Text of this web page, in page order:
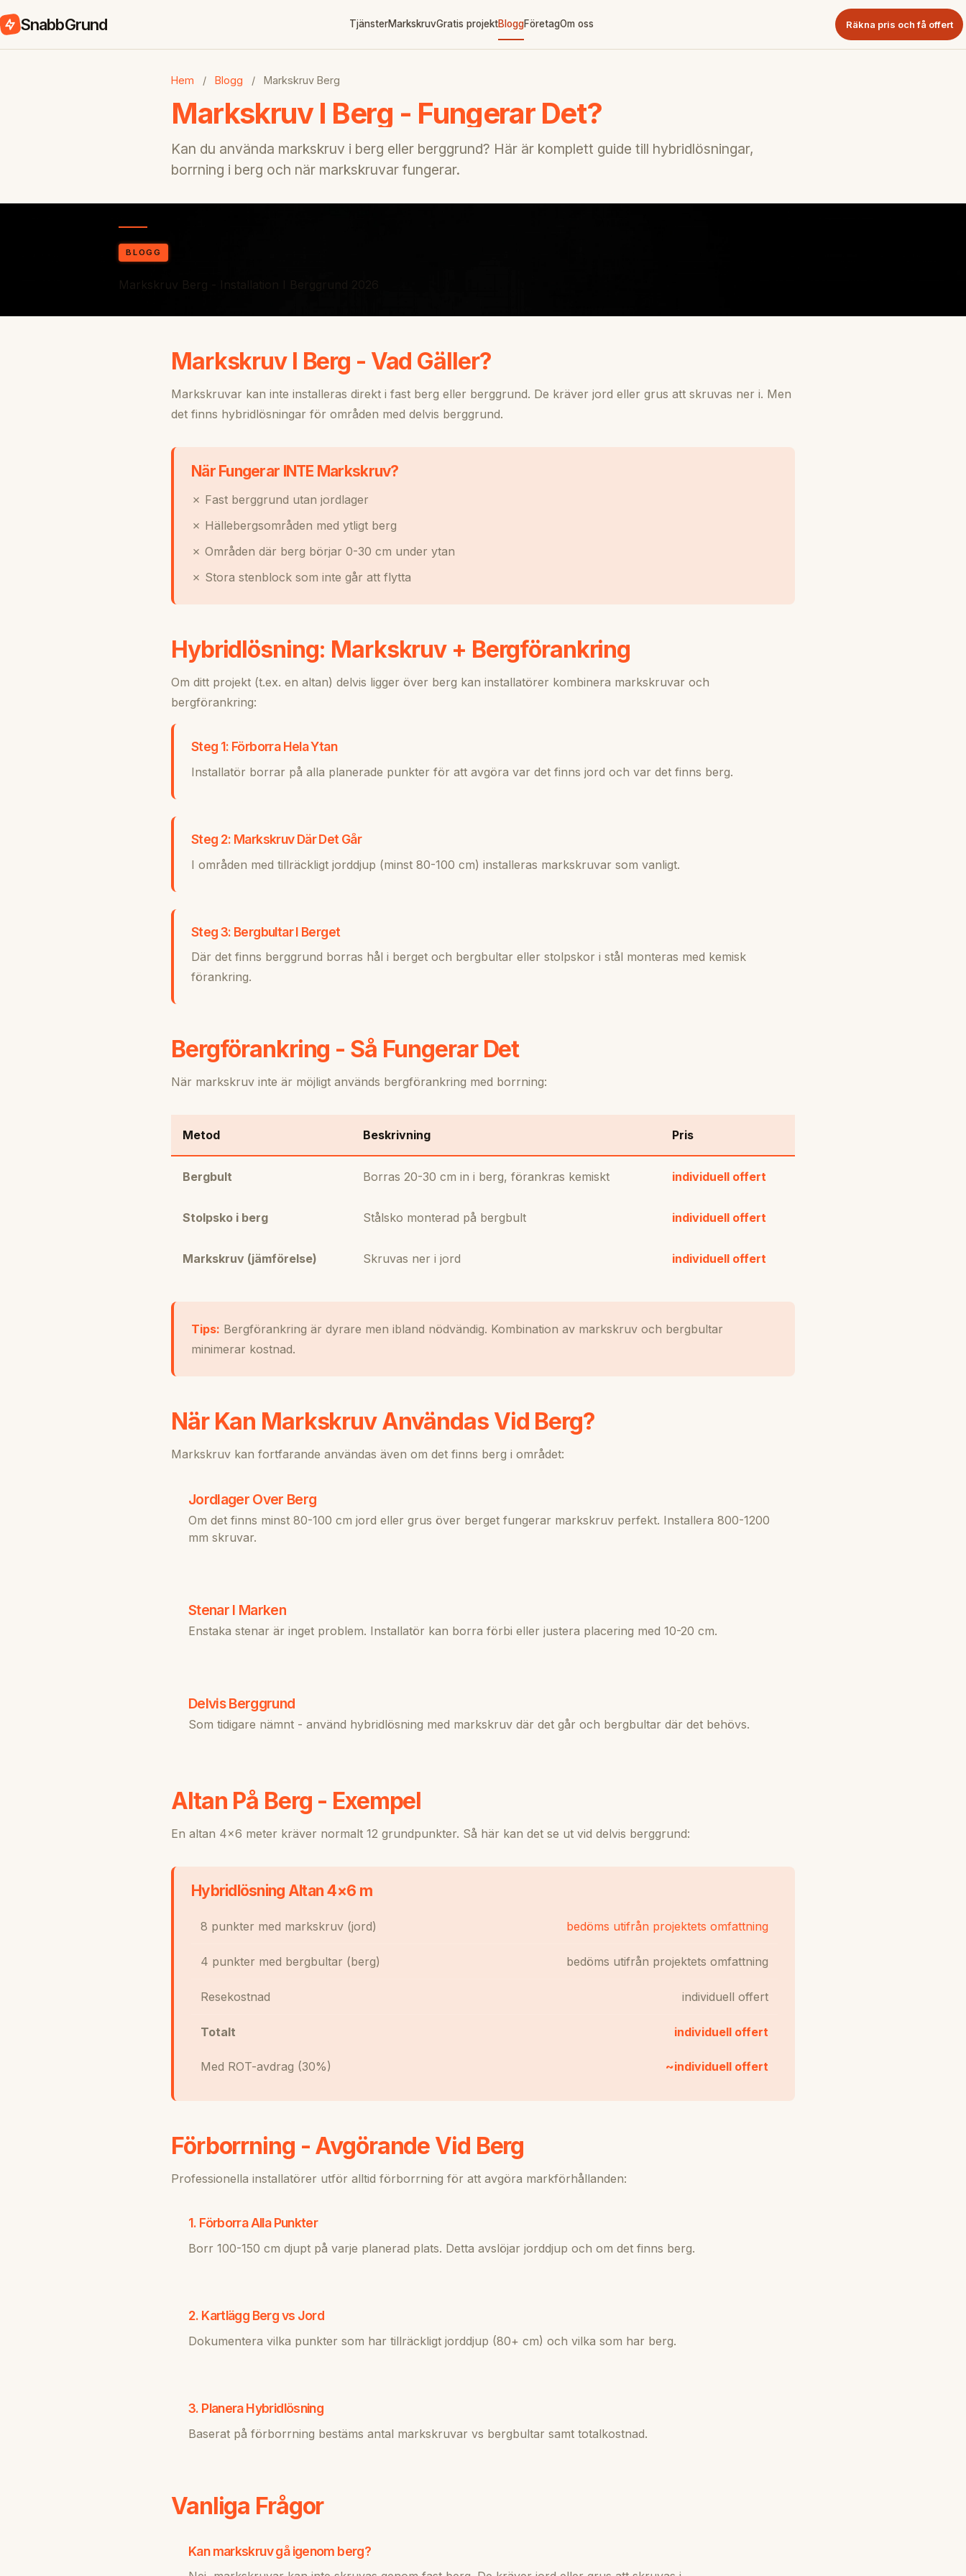
SnabbGrund TjänsterMarkskruvGratis projektBloggFöretagOm oss Räkna pris och få offert
Hem / Blogg / Markskruv Berg
Markskruv I Berg - Fungerar Det?
Kan du använda markskruv i berg eller berggrund? Här är komplett guide till hybridlösningar,
borrning i berg och när markskruvar fungerar.
BLOGG
Markskruv Berg - Installation I Berggrund 2026
Markskruv I Berg - Vad Gäller?
Markskruvar kan inte installeras direkt i fast berg eller berggrund. De kräver jord eller grus att skruvas ner i. Men
det finns hybridlösningar för områden med delvis berggrund.
När Fungerar INTE Markskruv?
✗ Fast berggrund utan jordlager
✗ Hällebergsområden med ytligt berg
✗ Områden där berg börjar 0-30 cm under ytan
✗ Stora stenblock som inte går att flytta
Hybridlösning: Markskruv + Bergförankring
Om ditt projekt (t.ex. en altan) delvis ligger över berg kan installatörer kombinera markskruvar och
bergförankring:
Steg 1: Förborra Hela Ytan
Installatör borrar på alla planerade punkter för att avgöra var det finns jord och var det finns berg.
Steg 2: Markskruv Där Det Går
I områden med tillräckligt jorddjup (minst 80-100 cm) installeras markskruvar som vanligt.
Steg 3: Bergbultar I Berget
Där det finns berggrund borras hål i berget och bergbultar eller stolpskor i stål monteras med kemisk
förankring.
Bergförankring - Så Fungerar Det
När markskruv inte är möjligt används bergförankring med borrning:
Metod Beskrivning Pris
Bergbult Borras 20-30 cm in i berg, förankras kemiskt individuell offert
Stolpsko i berg Stålsko monterad på bergbult individuell offert
Markskruv (jämförelse) Skruvas ner i jord individuell offert
Tips: Bergförankring är dyrare men ibland nödvändig. Kombination av markskruv och bergbultar
minimerar kostnad.
När Kan Markskruv Användas Vid Berg?
Markskruv kan fortfarande användas även om det finns berg i området:
Jordlager Over Berg
Om det finns minst 80-100 cm jord eller grus över berget fungerar markskruv perfekt. Installera 800-1200
mm skruvar.
Stenar I Marken
Enstaka stenar är inget problem. Installatör kan borra förbi eller justera placering med 10-20 cm.
Delvis Berggrund
Som tidigare nämnt - använd hybridlösning med markskruv där det går och bergbultar där det behövs.
Altan På Berg - Exempel
En altan 4×6 meter kräver normalt 12 grundpunkter. Så här kan det se ut vid delvis berggrund:
Hybridlösning Altan 4×6 m
8 punkter med markskruv (jord) bedöms utifrån projektets omfattning
4 punkter med bergbultar (berg) bedöms utifrån projektets omfattning
Resekostnad individuell offert
Totalt individuell offert
Med ROT-avdrag (30%) ~individuell offert
Förborrning - Avgörande Vid Berg
Professionella installatörer utför alltid förborrning för att avgöra markförhållanden:
1. Förborra Alla Punkter
Borr 100-150 cm djupt på varje planerad plats. Detta avslöjar jorddjup och om det finns berg.
2. Kartlägg Berg vs Jord
Dokumentera vilka punkter som har tillräckligt jorddjup (80+ cm) och vilka som har berg.
3. Planera Hybridlösning
Baserat på förborrning bestäms antal markskruvar vs bergbultar samt totalkostnad.
Vanliga Frågor
Kan markskruv gå igenom berg?